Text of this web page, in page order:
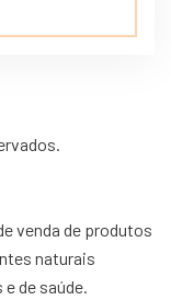
venda de produtos
naturais
de saúde.